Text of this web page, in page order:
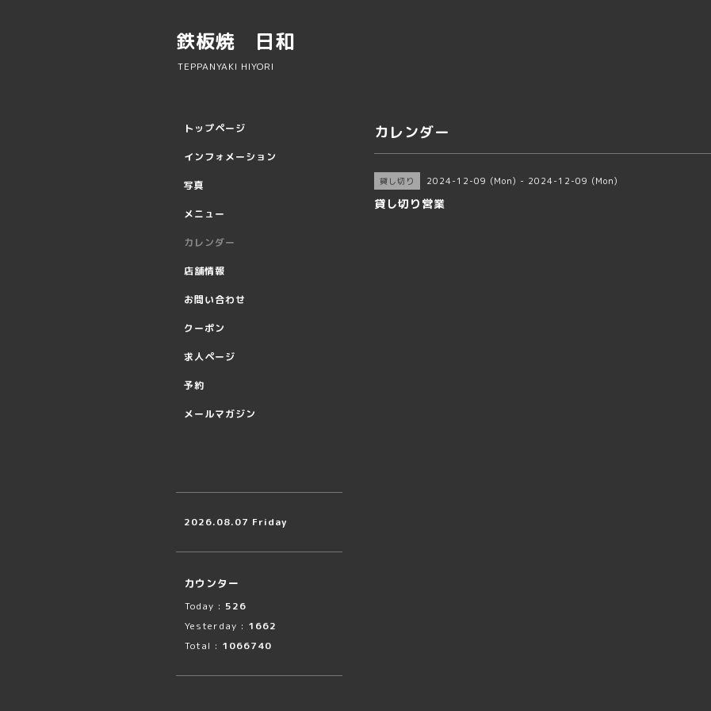
鉄板焼 日和
TEPPANYAKI HIYORI
カレンダー
貸し切り 2024-12-09 (Mon) - 2024-12-09 (Mon)
貸し切り営業
トップページ
インフォメーション
写真
メニュー
カレンダー
店舗情報
お問い合わせ
クーポン
求人ページ
予約
メールマガジン
2026.08.07 Friday
カウンター
Today : 526
Yesterday : 1662
Total : 1066740